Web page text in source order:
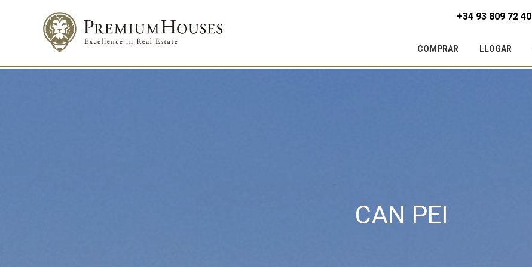
+34 93 809 72 40
COMPRAR LLOGAR
CAN PEI